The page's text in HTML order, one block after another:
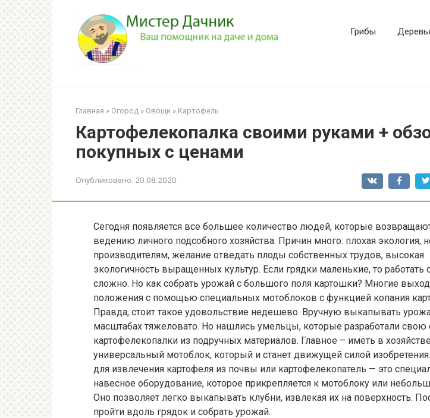
Грибы
Главная » Огород » Овощи » Картофель
Картофелекопалка своими руками +
покупных с ценами
Опубликовано: 20.08.2020
Сегодня появляется все большее количество людей, которые
ведению личного подсобного хозяйства. Причин много: плохая экология,
производителям, желание отведать плоды собственных трудов, высокая
экологичность выращенных культур. Если грядки маленькие, то работать
сложно. Но как собрать урожай с большого поля картошки? Многие
положения с помощью специальных мотоблоков с функцией копания
Правда, стоит такое удовольствие недешево. Вручную выкапывать
масштабах тяжеловато. Но нашлись умельцы, которые разработали свою
картофелекопалки из подручных материалов. Главное – иметь в хозяйстве
универсальный мотоблок, который и станет движущей силой
для извлечения картофеля из почвы или картофелекопатель — это
навесное оборудование, которое прикрепляется к мотоблоку или
Оно позволяет легко выкапывать клубни, извлекая их на поверхность.
пройти вдоль грядок и собрать урожай.